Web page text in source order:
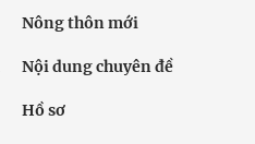
Nông thôn mới
Nội dung chuyên đề
Hồ sơ